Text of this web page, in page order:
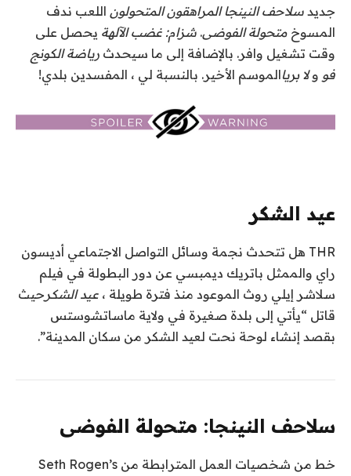
جديد سلاحف النينجا المراهقون المتحولون اللعب ندف
المسوخ متحولة الفوضى. شزام: غضب الآلهة يحصل على
وقت تشغيل وافر. بالإضافة إلى ما سيحدث رياضة الكونج
فو ولا برياالموسم الأخير. بالنسبة لي ، المفسدين بلدي!
عيد الشكر
THR هل تتحدث نجمة وسائل التواصل الاجتماعي أديسون
راي والممثل باتريك ديمبسي عن دور البطولة في فيلم
سلاشر إيلي روث الموعود منذ فترة طويلة ، عيد الشكر حيث
قاتل “يأتي إلى بلدة صغيرة في ولاية ماساتشوستس
بقصد إنشاء لوحة نحت لعيد الشكر من سكان المدينة”.
سلاحف النينجا: متحولة الفوضى
خط من شخصيات العمل المترابطة من Seth Rogen’s